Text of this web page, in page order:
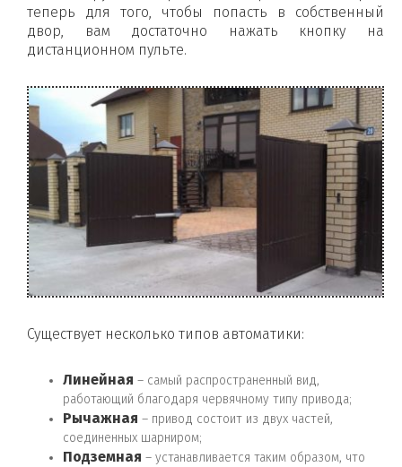
теперь для того, чтобы попасть в собственный
двор, вам достаточно нажать кнопку на
дистанционном пульте.
Существует несколько типов автоматики:
Линейная – самый распространенный вид,
работающий благодаря червячному типу привода;
Рычажная – привод состоит из двух частей,
соединенных шарниром;
Подземная – устанавливается таким образом, что